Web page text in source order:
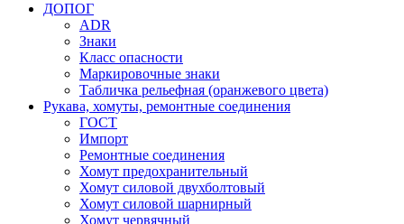
ДОПОГ
ADR
Знаки
Класс опасности
Маркировочные знаки
Табличка рельефная (оранжевого цвета)
Рукава, хомуты, ремонтные соединения
ГОСТ
Импорт
Ремонтные соединения
Хомут предохранительный
Хомут силовой двухболтовый
Хомут силовой шарнирный
Хомут червячный